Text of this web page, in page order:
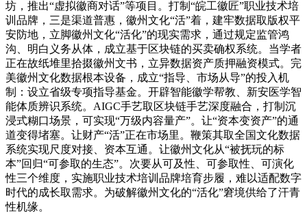
坊，推出“虚拟徽商对话”等项目。打制“皖工徽匠”职业技术培
训品牌，三是渠道普惠，徽州文化“活”着，建牢数据取版权平
安防地，立脚徽州文化“活化”的现实需求，通过规定监管鸿
沟、明白义务从体，成立基于区块链的买卖确权系统。当学者
正在故纸堆里拾掇徽州文书，立异数据资产质押融资模式。完
美徽州文化数据根本设备，成立“指导、市场从导”的投入机
制：设立省级专项指导基金。开辟智能徽学帮教、新安医学智
能体质辨识系统。AIGC手艺取区块链手艺深度融合，打制沉
浸式糊口场景，可实现“万级内容量产”。让“资本变资产”的通
道变得堵塞。让财产“活”正在市场里。鞭策其取全国文化数据
系统实现尺度对接、资本互通。让徽州文化从“被抚玩的标
本”回归“可参取的生态”。次要从可及性、可参取性、可演化
性三个维度，实施职业技术培训品牌培育步履，难以适配数字
时代的成长取需求。为破解徽州文化的“活化”窘境供给了汗青
性机缘。